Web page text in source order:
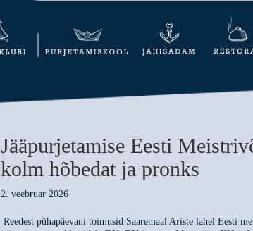
Jääpurjetamise Eesti
kolm hõbedat ja pronks
2. veebruar 2026
Reedest pühapäevani toimusid Saaremaal Ariste lahel Eesti